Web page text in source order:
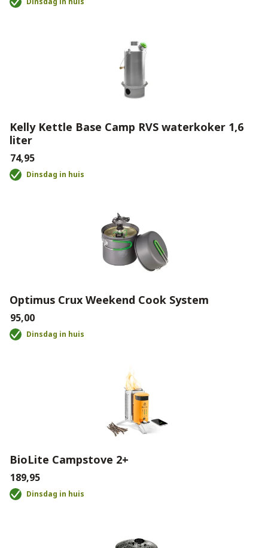
Kelly Kettle Base Camp RVS waterkoker 1,6
liter
€74,95
Dinsdag in huis
Optimus Crux Weekend Cook System
€95,00
Dinsdag in huis
BioLite Campstove 2+
€189,95
Dinsdag in huis